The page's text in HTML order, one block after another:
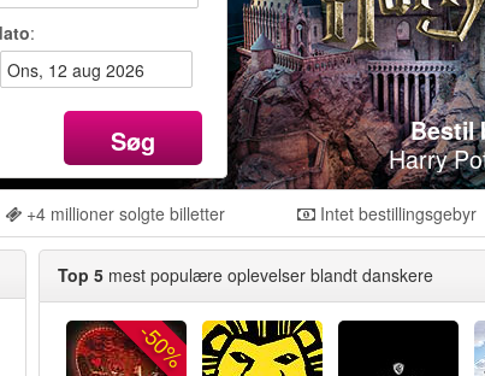
:
ons, 12 aug 2026
Søg Bestil
Harry
+4 millioner solgte billetter Intet bestillingsgebyr
Top 5 mest populære oplevelser blandt danskere
-50%